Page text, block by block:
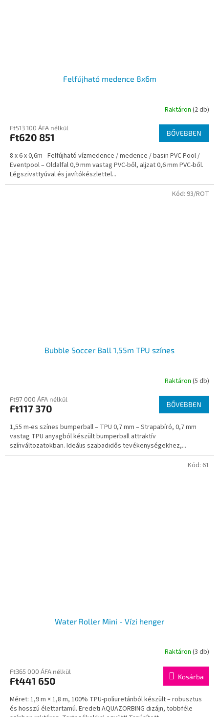
Felfújható medence 8x6m
Raktáron (2 db)
Ft513 100 ÁFA nélkül
Ft620 851 BŐVEBBEN
8 x 6 x 0,6m - Felfújható vízmedence / medence / basin PVC Pool /
Eventpool – Oldalfal 0,9 mm vastag PVC-ből, aljzat 0,6 mm PVC-ből.
Légszivattyúval és javítókészlettel...
Bubble Soccer Ball 1,55m TPU színes
Raktáron (5 db)
Ft97 000 ÁFA nélkül
Ft117 370 BŐVEBBEN
1,55 m-es színes bumperball – TPU 0,7 mm – Strapabíró, 0,7 mm
vastag TPU anyagból készült bumperball attraktív
színváltozatokban. Ideális szabadidős tevékenységekhez,...
Kód: 93/ROT
Water Roller Mini - Vízi henger
Raktáron (3 db)
Ft365 000 ÁFA nélkül
Ft441 650 Kosárba
Méret: 1,9 m × 1,8 m, 100% TPU-poliuretánból készült – robusztus
és hosszú élettartamú. Eredeti AQUAZORBING dizájn, többféle
Kód: 61